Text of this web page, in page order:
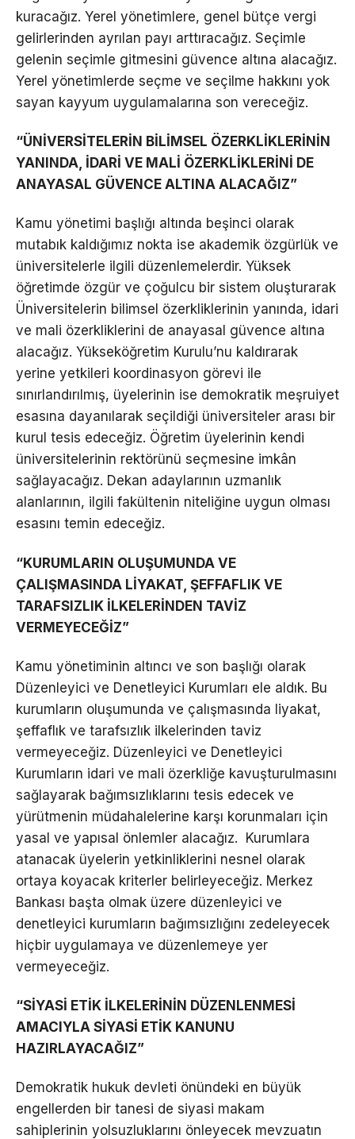
kuracağız. Yerel yönetimlere, genel bütçe vergi
gelirlerinden ayrılan payı arttıracağız. Seçimle
gelenin seçimle gitmesini güvence altına alacağız.
Yerel yönetimlerde seçme ve seçilme hakkını yok
sayan kayyum uygulamalarına son vereceğiz.
“ÜNİVERSİTELERİN BİLİMSEL ÖZERKLİKLERİNİN
YANINDA, İDARİ VE MALİ ÖZERKLİKLERİNİ DE
ANAYASAL GÜVENCE ALTINA ALACAĞIZ”
Kamu yönetimi başlığı altında beşinci olarak
mutabık kaldığımız nokta ise akademik özgürlük ve
üniversitelerle ilgili düzenlemelerdir. Yüksek
öğretimde özgür ve çoğulcu bir sistem oluşturarak
Üniversitelerin bilimsel özerkliklerinin yanında, idari
ve mali özerkliklerini de anayasal güvence altına
alacağız. Yükseköğretim Kurulu’nu kaldırarak
yerine yetkileri koordinasyon görevi ile
sınırlandırılmış, üyelerinin ise demokratik meşruiyet
esasına dayanılarak seçildiği üniversiteler arası bir
kurul tesis edeceğiz. Öğretim üyelerinin kendi
üniversitelerinin rektörünü seçmesine imkân
sağlayacağız. Dekan adaylarının uzmanlık
alanlarının, ilgili fakültenin niteliğine uygun olması
esasını temin edeceğiz.
“KURUMLARIN OLUŞUMUNDA VE
ÇALIŞMASINDA LİYAKAT, ŞEFFAFLIK VE
TARAFSIZLIK İLKELERİNDEN TAVİZ
VERMEYECEĞİZ”
Kamu yönetiminin altıncı ve son başlığı olarak
Düzenleyici ve Denetleyici Kurumları ele aldık. Bu
kurumların oluşumunda ve çalışmasında liyakat,
şeffaflık ve tarafsızlık ilkelerinden taviz
vermeyeceğiz. Düzenleyici ve Denetleyici
Kurumların idari ve mali özerkliğe kavuşturulmasını
sağlayarak bağımsızlıklarını tesis edecek ve
yürütmenin müdahalelerine karşı korunmaları için
yasal ve yapısal önlemler alacağız. Kurumlara
atanacak üyelerin yetkinliklerini nesnel olarak
ortaya koyacak kriterler belirleyeceğiz. Merkez
Bankası başta olmak üzere düzenleyici ve
denetleyici kurumların bağımsızlığını zedeleyecek
hiçbir uygulamaya ve düzenlemeye yer
vermeyeceğiz.
“SİYASİ ETİK İLKELERİNİN DÜZENLENMESİ
AMACIYLA SİYASİ ETİK KANUNU
HAZIRLAYACAĞIZ”
Demokratik hukuk devleti önündeki en büyük
engellerden bir tanesi de siyasi makam
sahiplerinin yolsuzluklarını önleyecek mevzuatın